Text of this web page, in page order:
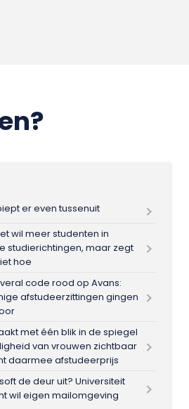
er even tussenuit
wil meer studenten in
studierichtingen, maar zegt
hoe
code rood op Avans:
afstudeerzittingen gingen
met één blik in de spiegel
van vrouwen zichtbaar
daarmee afstudeerprijs
de deur uit? Universiteit
wil eigen mailomgeving